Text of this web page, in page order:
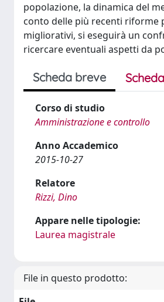
popolazione, la dinamica del
conto delle più recenti riforme
migliorativi, si eseguirà un
ricercare eventuali aspetti da
Scheda breve
Corso di studio
Amministrazione e controllo
Anno Accademico
2015-10-27
Relatore
Rizzi, Dino
Appare nelle tipologie:
Laurea magistrale
File in questo prodotto: